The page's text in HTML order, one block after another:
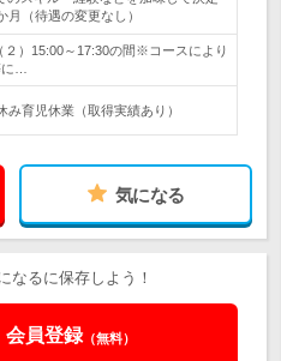
（待遇の変更なし）
２）15:00～17:30の間※コースにより
…
育児休業（取得実績あり）
気になる
なるに保存しよう！
会員登録（無料）